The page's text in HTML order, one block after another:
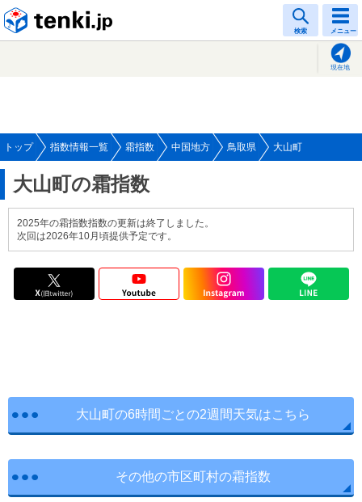
検索 メニュー
現在地
トップ 指数情報一覧 霜指数 中国地方 鳥取県 大山町
大山町の霜指数
2025年の霜指数指数の更新は終了しました。
次回は2026年10月頃提供予定です。
大山町の6時間ごとの2週間天気はこちら
その他の市区町村の霜指数